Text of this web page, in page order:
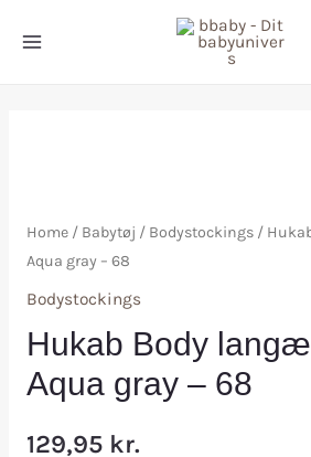
Home/ Babytøj / Bodystockings/
Aqua gray – 68
Bodystockings
Hukab Body
Aqua gray – 68
129,95 kr.